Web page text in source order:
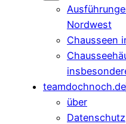
Nordwest
Chausseen
teamdochnoch.de
über
Datenschutz